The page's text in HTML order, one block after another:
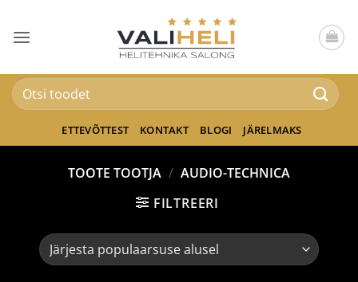
content
Otsi:
ETTEVÕTTEST KONTAKT BLOGI JÄRELMAKS
TOOTE TOOTJA / AUDIO-TECHNICA
FILTREERI